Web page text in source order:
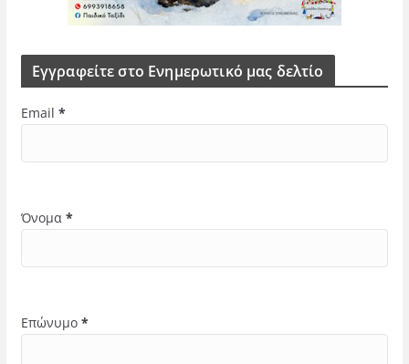
Εγγραφείτε στο Ενημερωτικό μας δελτίο
Email *
Όνομα *
Επώνυμο *